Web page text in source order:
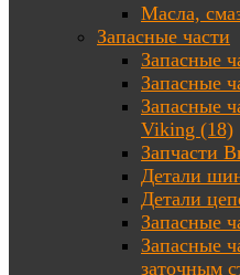
Масла,
Запасные части
Запасные
Запасные
Запасные
Viking (18)
Запчасти
Детали
Детали
Запасные
Запасные
заточным